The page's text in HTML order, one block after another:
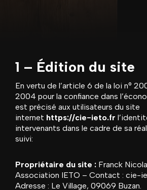
1 – Édition du site
En vertu de l’article 6 de la loi n°
2004 pour la confiance dans
est précisé aux utilisateurs du site
internet https://cie-ieto.fr
intervenants dans le cadre de sa
suivi:
Propriétaire du site : Franck
Association IETO – Contact : cie-
Adresse : Le Village, 09069 Buzan.